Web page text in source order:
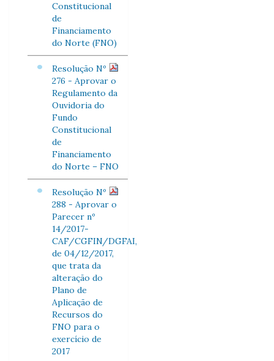
Constitucional
de
Financiamento
do Norte (FNO)
Resolução Nº
276 - Aprovar o
Regulamento da
Ouvidoria do
Fundo
Constitucional
de
Financiamento
do Norte – FNO
Resolução Nº
288 - Aprovar o
Parecer nº
14/2017-
CAF/CGFIN/DGFAI,
de 04/12/2017,
que trata da
alteração do
Plano de
Aplicação de
Recursos do
FNO para o
exercício de
2017